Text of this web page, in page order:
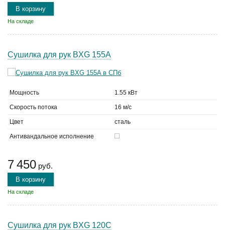
В корзину
На складе
Сушилка для рук BXG 155A
Мощность 1.55 кВт
Скорость потока 16 м/с
Цвет сталь
Антивандальное исполнение
7 450 руб.
В корзину
На складе
Сушилка для рук BXG 120C